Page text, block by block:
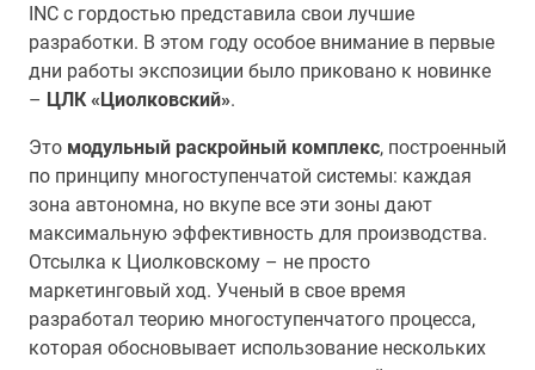
INC с гордостью представила свои лучшие
разработки. В этом году особое внимание в первые
дни работы экспозиции было приковано к новинке
– ЦЛК «Циолковский».
Это модульный раскройный комплекс, построенный
по принципу многоступенчатой системы: каждая
зона автономна, но вкупе все эти зоны дают
максимальную эффективность для производства.
Отсылка к Циолковскому – не просто
маркетинговый ход. Ученый в свое время
разработал теорию многоступенчатого процесса,
которая обосновывает использование нескольких